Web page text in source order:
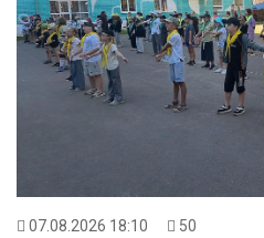
07.08.2026 18:10 50